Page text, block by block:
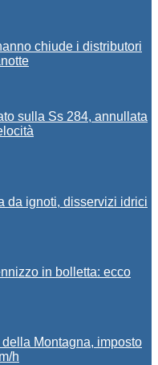
chiude i distributori
sulla Ss 284, annullata
da ignoti, disservizi idrici
in bolletta: ecco
Montagna, imposto
h